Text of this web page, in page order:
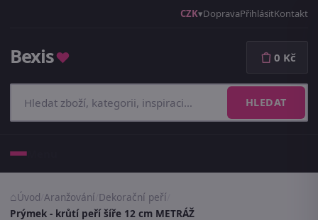
CZK DopravaPřihlásitKontakt
Bexis♥
HLEDAT
0 Kč
Úvod Aranžování Dekorační peří
Prýmek - krůtí peří šíře 12 cm METRÁŽ